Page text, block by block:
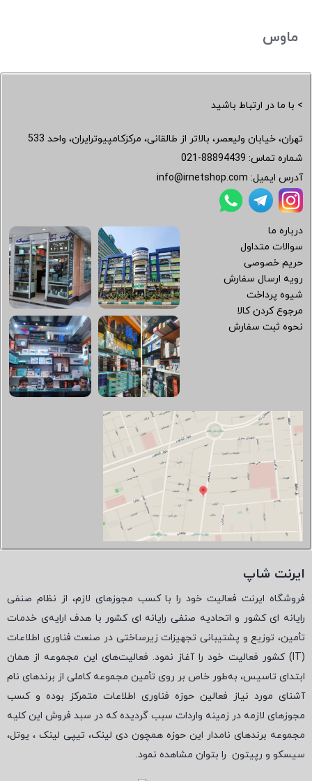
ماوس
> با ما در ارتباط باشید
تهران، خیابان ولیعصر، بالاتر از طالقانی، مرکزکامپیوترایران، واحد 533
شماره تماس: 021-88894439
آدرس ایمیل: info@irnetshop.com
درباره ما
سوالات متداول
حریم خصوصی
رویه ارسال سفارش
شیوه پرداخت
مرجوع کردن کالا
نحوه ثبت سفارش
ایرنت شاپ
فروشگاه ایرنت فعالیت خود را با کسب مجوزهای لازم، از نظام صنفی
رایانه ای کشور و اتحادیه صنفی رایانه ای کشور با هدف ارایه‌ی خدمات
تأمین، توزیع و پشتیبانی تجهیزات زیرساختی در صنعت فناوری اطلاعات
(
IT) کشور فعالیت خود را آغاز نمود. فعالیت‌های این مجموعه از همان
ابتدای تاسیس، به‌طور خاص بر روی تأمین مجموعه کاملی از برندهای نام
آشنای مورد نیاز فعالین حوزه فناوری اطلاعات متمرکز بوده و کسب
مجوزهای لازمه در زمینه واردات سبب گردیده که در سبد فروش این کلیه
مجموعه برندهای نامدار این حوزه همچون دی لینک، تیپی لینک ، یوتل،
سیسکو و رپیتون را بتوان مشاهده نمود.